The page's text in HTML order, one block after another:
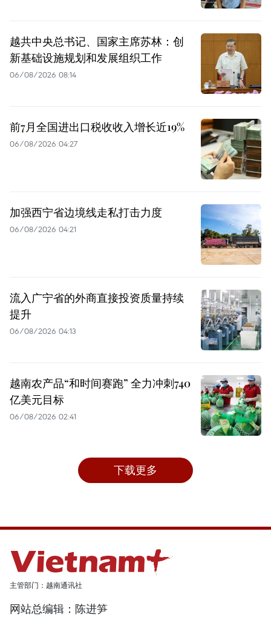
越共中央总书记、国家主席苏林：创
新基础设施规划和发展组织工作
06/08/2026 08:14
前7月全国进出口税收收入增长近19%
06/08/2026 04:27
加强西宁省边境线走私打击力度
06/08/2026 04:21
流入广宁省的外商直接投资质量持续
提升
06/08/2026 04:13
越南农产品“和时间赛跑” 全力冲刺740
亿美元目标
06/08/2026 02:41
下载更多
主管部门：越南通讯社
网站总编辑：陈进笋